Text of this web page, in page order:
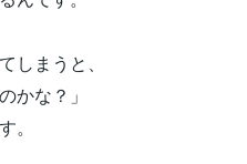
しまうと、
かな？」
。